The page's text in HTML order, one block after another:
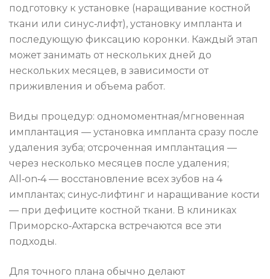
подготовку к установке (наращивание костной
ткани или синус‑лифт), установку импланта и
последующую фиксацию коронки. Каждый этап
может занимать от нескольких дней до
нескольких месяцев, в зависимости от
приживления и объема работ.
Виды процедур: одномоментная/мгновенная
имплантация — установка импланта сразу после
удаления зуба; отсроченная имплантация —
через несколько месяцев после удаления;
All‑on‑4 — восстановление всех зубов на 4
имплантах; синус‑лифтинг и наращивание кости
— при дефиците костной ткани. В клиниках
Приморско‑Ахтарска встречаются все эти
подходы.
Для точного плана обычно делают